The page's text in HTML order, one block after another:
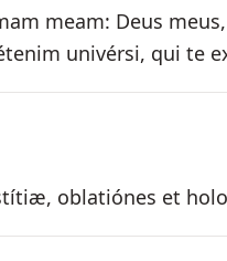
meam: Deus
univérsi, qui te
oblatiónes et